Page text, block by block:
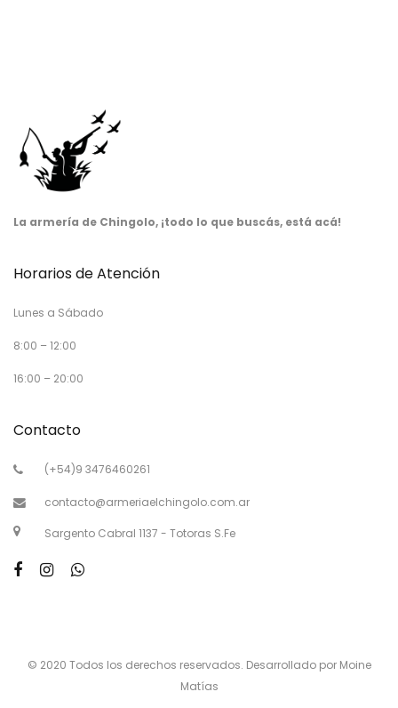
La armería de Chingolo, ¡todo lo que buscás, está acá!
Horarios de Atención
Lunes a Sábado
8:00 – 12:00
16:00 – 20:00
Contacto
(+54)9 3476460261
contacto@armeriaelchingolo.com.ar
Sargento Cabral 1137 - Totoras S.Fe
© 2020 Todos los derechos reservados. Desarrollado por Moine
Matías